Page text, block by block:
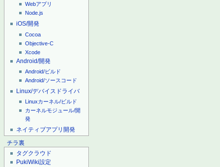
Webアプリ
Node.js
iOS/開発
Cocoa
Objective-C
Xcode
Android/開発
Android/ビルド
Android/ソースコード
Linux/デバイスドライバ
Linuxカーネル/ビルド
カーネルモジュール/開
発
ネイティブアプリ開発
チラ裏
タグクラウド
PukiWiki設定